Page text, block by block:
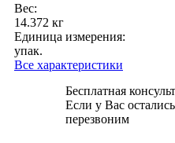
Вес:
14.372 кг
Единица измерения:
упак.
Все характеристики
Бесплатная
Если у Вас
перезвоним